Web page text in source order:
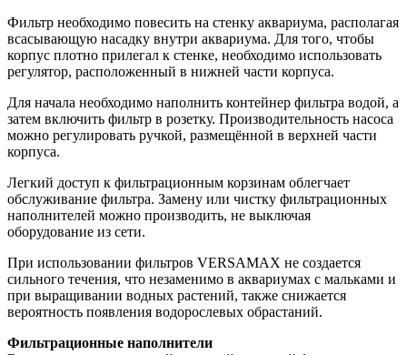
Фильтр необходимо повесить на стенку аквариума, располагая
всасывающую насадку внутри аквариума. Для того, чтобы
корпус плотно прилегал к стенке, необходимо использовать
регулятор, расположенный в нижней части корпуса.
Для начала необходимо наполнить контейнер фильтра водой, а
затем включить фильтр в розетку. Производительность насоса
можно регулировать ручкой, размещённой в верхней части
корпуса.
Легкий доступ к фильтрационным корзинам облегчает
обслуживание фильтра. Замену или чистку фильтрационных
наполнителей можно производить, не выключая
оборудование из сети.
При использовании фильтров VERSAMAX не создается
сильного течения, что незаменимо в аквариумах с мальками и
при выращивании водных растений, также снижается
вероятность появления водорослевых обрастаний.
Фильтрационные наполнители